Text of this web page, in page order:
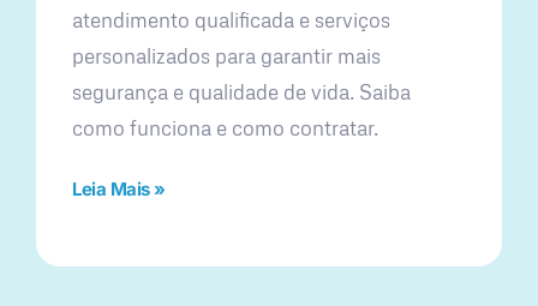
atendimento qualificada e serviços
personalizados para garantir mais
segurança e qualidade de vida. Saiba
como funciona e como contratar.
Leia Mais »